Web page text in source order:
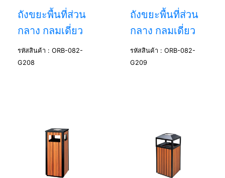
ถังขยะพื้นที่ส่วน
กลาง กลมเดี่ยว
รหัสสินค้า : ORB-082-
G208
ถังขยะพื้นที่ส่วน
กลาง กลมเดี่ยว
รหัสสินค้า : ORB-082-
G209